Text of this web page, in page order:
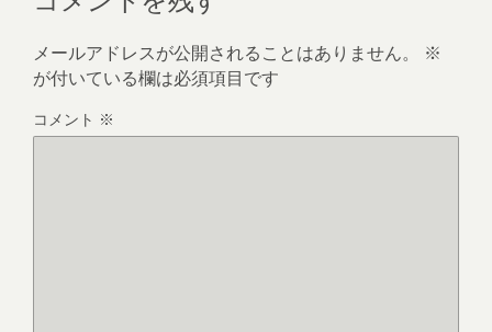
メールアドレスが公開されることはありません。
※
が付いている欄は必須項目です
コメント ※